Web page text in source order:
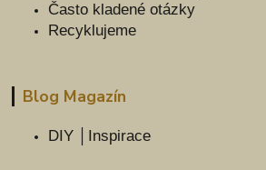
Často kladené otázky
Recyklujeme
Blog Magazín
DIY │Inspirace